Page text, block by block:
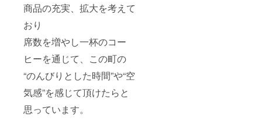
商品の充実、拡大を考えて
おり
席数を増やし一杯のコー
ヒーを通じて、この町の
“のんびりとした時間”や“空
気感”を感じて頂けたらと
思っています。